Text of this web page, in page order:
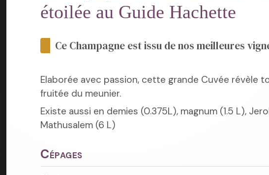
étoilée au Guide Hachette
Ce Champagne est issu de nos meilleures
Elaborée avec passion, cette grande Cuvée révèle
fruitée du meunier.
Existe aussi en demies (0.375L), magnum (1.5 L),
Mathusalem (6 L)
Cépages